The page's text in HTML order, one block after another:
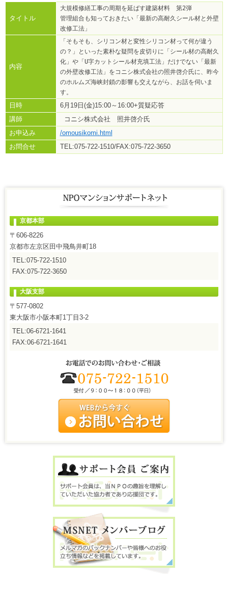
タイトル
大規模修繕工事の周期を延ばす建築材料　第2弾
管理組合も知っておきたい「最新の高耐久シール材と外壁
改修工法」
内容
「そもそも、シリコン材と変性シリコン材って何が違う
の？」といった素朴な疑問を皮切りに「シール材の高耐久
化」や「U字カットシール材充填工法」だけでない「最新
の外壁改修工法」をコニシ株式会社の照井啓介氏に、昨今
のホルムズ海峡封鎖の影響も交えながら、お話を伺いま
す。
日時
6月19日(金)15:00～16:00+質疑応答
講師
コニシ株式会社 照井啓介氏
お申込み
/omousikomi.html
お問合せ
TEL:075-722-1510/FAX:075-722-3650
京都本部
〒606-8226
京都市左京区田中飛鳥井町18
TEL:075-722-1510
FAX:075-722-3650
大阪支部
〒577-0802
東大阪市小阪本町1丁目3-2
TEL:06-6721-1641
FAX:06-6721-1641